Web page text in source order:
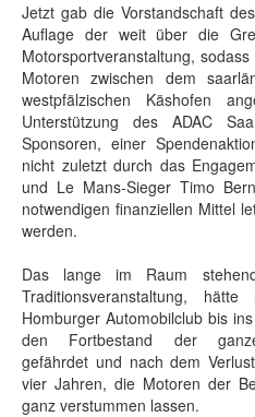
Jetzt gab die Vorstandschaft
Auflage der weit über die
Motorsportveranstaltung,
Motoren zwischen dem
westpfälzischen Käshofen
Unterstützung des ADAC
Sponsoren, einer
nicht zuletzt durch das
und Le Mans-Sieger Timo
notwendigen finanziellen Mittel
werden.
Das lange im Raum
Traditionsveranstaltung,
Homburger Automobilclub bis
den Fortbestand der
gefährdet und nach dem
vier Jahren, die Motoren der
ganz verstummen lassen.